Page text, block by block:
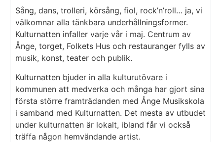
Sång, dans, trolleri, körsång, fiol, rock’n’roll… ja, vi
välkomnar alla tänkbara underhållningsformer.
Kulturnatten infaller varje vår i maj. Centrum av
Ånge, torget, Folkets Hus och restauranger fylls av
musik, konst, teater och publik.
Kulturnatten bjuder in alla kulturutövare i
kommunen att medverka och många har gjort sina
första större framträdanden med Ånge Musikskola
i samband med Kulturnatten. Det mesta av utbudet
under kulturnatten är lokalt, ibland får vi också
träffa någon hemvändande artist.